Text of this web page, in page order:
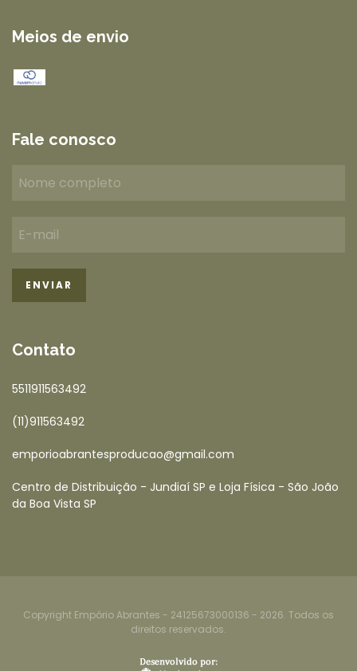
Meios de envio
Fale conosco
Contato
5511911563492
(11)911563492
emporioabrantesproducao@gmail.com
Centro de Distribuição - Jundiaí SP e Loja Física - São João
da Boa Vista SP
Copyright Empório Abrantes - 24125673000136 - 2026. Todos os
direitos reservados.